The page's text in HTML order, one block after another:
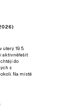
19. 5.
aktivněřešit
do
s
Na místě